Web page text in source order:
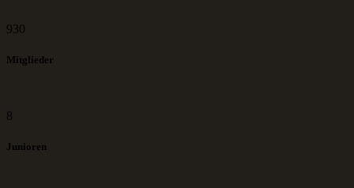
930
Mitglieder
8
Junioren